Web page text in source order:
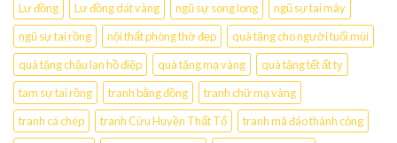
Lư đồng
Lư đồng dát vàng ngũ sự song long
ngũ sự tai mây
ngũ sự tai rồng
nội thất phòng thờ đẹp
quà tặng cho người tuổi mùi
quà tặng chậu lan hồ điệp
quà tặng mạ vàng
quà tặng tết ất tỵ
tam sự tai rồng
tranh bằng đồng
tranh chữ mạ vàng
tranh cá chép
tranh Cửu Huyền Thất Tổ
tranh mã đáo thành công